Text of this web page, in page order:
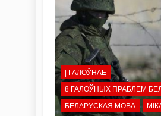
| ГАЛОЎНАЕ
8 ГАЛОЎНЫХ ПРАБЛЕМ
БЕЛАРУСКАЯ МОВА